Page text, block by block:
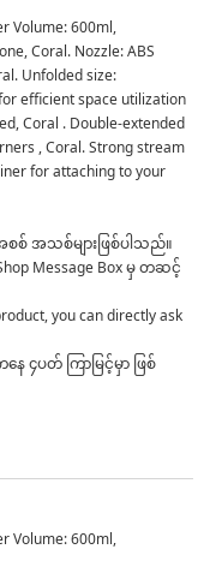
Volume: 600ml,
Coral. Nozzle: ABS
Unfolded size:
efficient space utilization
Coral . Double-extended
, Coral. Strong stream
for attaching to your
စ် အသစ်များဖြစ်ပါသည်။
Message Box မှ တဆင့်
you can directly ask
ေ ၄ပတ် ကြာမြင့်မှာ ဖြစ်
Volume: 600ml,